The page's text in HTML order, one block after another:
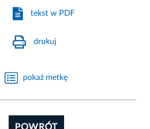
tekst w PDF
drukuj
pokaż metkę